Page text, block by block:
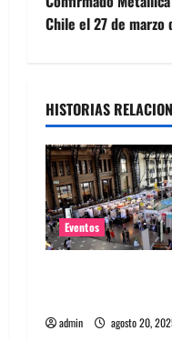
e
a
c
i
ó
n
Chile el 27 de marzo
HISTORIAS
Eventos
admin agosto 20,